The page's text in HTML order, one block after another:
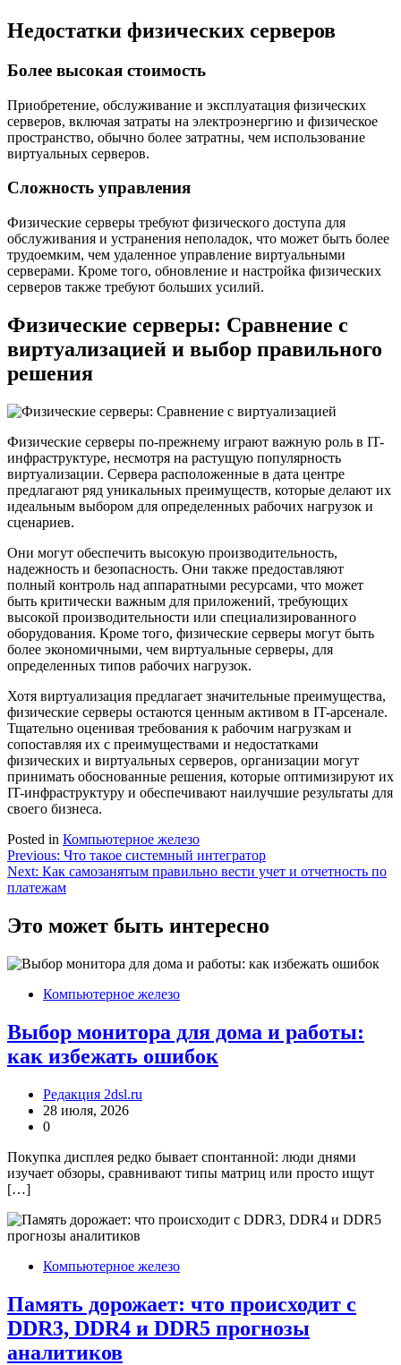
Недостатки физических серверов
Более высокая стоимость
Приобретение, обслуживание и эксплуатация физических
серверов, включая затраты на электроэнергию и физическое
пространство, обычно более затратны, чем использование
виртуальных серверов.
Сложность управления
Физические серверы требуют физического доступа для
обслуживания и устранения неполадок, что может быть более
трудоемким, чем удаленное управление виртуальными
серверами. Кроме того, обновление и настройка физических
серверов также требуют больших усилий.
Физические серверы: Сравнение с
виртуализацией и выбор правильного
решения
Физические серверы по-прежнему играют важную роль в IT-
инфраструктуре, несмотря на растущую популярность
виртуализации. Сервера расположенные в дата центре
предлагают ряд уникальных преимуществ, которые делают их
идеальным выбором для определенных рабочих нагрузок и
сценариев.
Они могут обеспечить высокую производительность,
надежность и безопасность. Они также предоставляют
полный контроль над аппаратными ресурсами, что может
быть критически важным для приложений, требующих
высокой производительности или специализированного
оборудования. Кроме того, физические серверы могут быть
более экономичными, чем виртуальные серверы, для
определенных типов рабочих нагрузок.
Хотя виртуализация предлагает значительные преимущества,
физические серверы остаются ценным активом в IT-арсенале.
Тщательно оценивая требования к рабочим нагрузкам и
сопоставляя их с преимуществами и недостатками
физических и виртуальных серверов, организации могут
принимать обоснованные решения, которые оптимизируют их
IT-инфраструктуру и обеспечивают наилучшие результаты для
своего бизнеса.
Posted in Компьютерное железо
Навигация
по
Previous: Что такое системный интегратор
Next: Как самозанятым правильно вести учет и отчетность по
платежам
Это может быть интересно
Компьютерное железо
Выбор монитора для дома и работы:
как избежать ошибок
Редакция 2dsl.ru
28 июля, 2026
0
Покупка дисплея редко бывает спонтанной: люди днями
изучает обзоры, сравнивают типы матриц или просто ищут
[…]
Компьютерное железо
Память дорожает: что происходит с
DDR3, DDR4 и DDR5 прогнозы
аналитиков